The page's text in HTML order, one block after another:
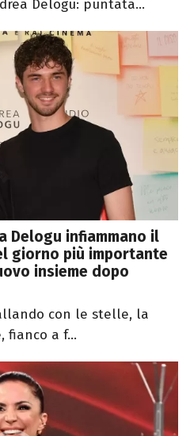
Delogu: puntata...
Delogu infiammano il
giorno più importante
insieme dopo
con le stelle, la
fianco a f...